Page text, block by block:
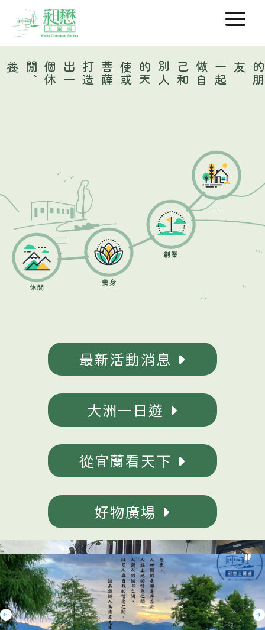
友
一
起
做
自
己
和
別
人
的
天
使
或
菩
薩
打
造
出
一
個
休
閒
、
養生
、
創業
最新活動消息
大洲一日遊
從宜蘭看天下
好物廣場